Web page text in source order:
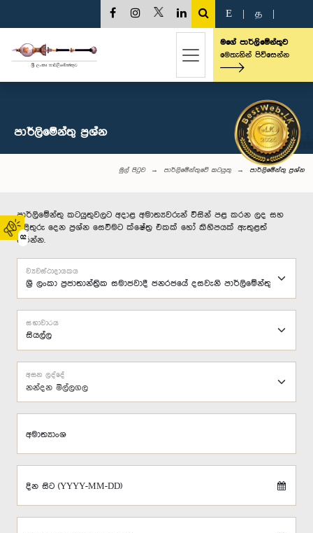
02
E த
මගේ පාර්ලිමේන්තුව
මෙතැනින් පිවිසෙන්න
පාර්ලි‌මේන්තු‌ ප්‍රශ්න
මුල් පිටුව පාර්ලිමේන්තුවේ කටයුතු පාර්ලි‌මේන්තු‌ ප්‍රශ්න
පාර්ලිමේන්තු කටයුතුවලට අදාළ අමාත්‍යවරුන් විසින් පළ කරන ලද සහ
පිළිතුරු දෙන ප්‍රශ්න සෙවීමට ක්ෂේත්‍ර එකක් හෝ කිහිපයක් ඇතුළත්
කරන්න.
ව්‍යවස්ථාදායකය
සභාවාරය
නන්දන මිල්ලගල
අසන ලද්දේ
අමාත්‍යාංශ
දින සිට (YYYY-MM-DD)